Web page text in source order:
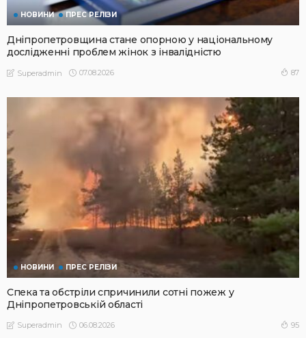
НОВИНИ ПРЕС РЕЛІЗИ
Дніпропетровщина стане опорною у національному
дослідженні проблем жінок з інвалідністю
Superadmin 07.08.2026 87
НОВИНИ ПРЕС РЕЛІЗИ
Спека та обстріли спричинили сотні пожеж у
Дніпропетровській області
Superadmin 06.08.2026 95